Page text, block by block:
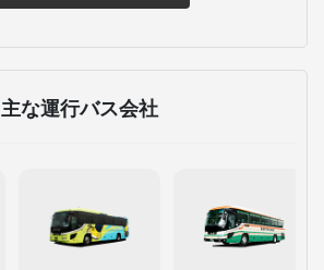
主な運行バス会社